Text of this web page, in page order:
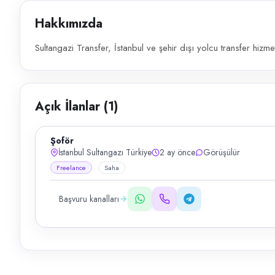
Hakkımızda
Sultangazi Transfer, İstanbul ve şehir dışı yolcu transfer
Açık İlanlar (1)
Şoför
İstanbul Sultangazı Türkiye
2 ay önce Görüşülür
Freelance Saha
Başvuru kanalları